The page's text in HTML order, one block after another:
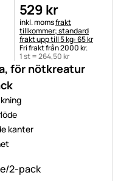
för nötkreatur
kanter
529 kr
Skatteinformation:
inkl. momsfrakt
tillkommer; standard
frakt upp till 5 kg: 65 kr
Fri frakt från 2000 kr.
1 st =264,50kr